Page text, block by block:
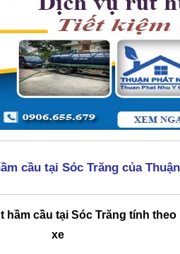
cầu tại Sóc Trăng của
hầm cầu tại Sóc Trăng tính
xe